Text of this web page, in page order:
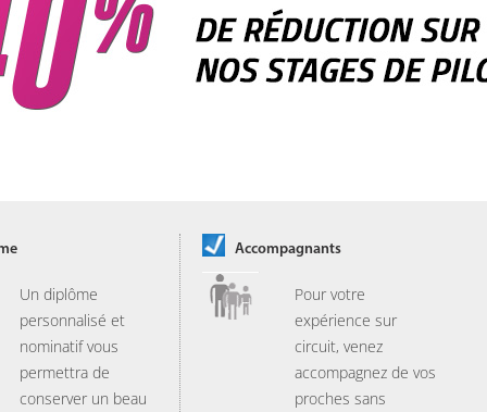
Un diplôme
personnalisé et
nominatif vous
permettra de
conserver un beau
Accompagnants
Pour votre
expérience sur
circuit, venez
accompagnez de vos
proches sans